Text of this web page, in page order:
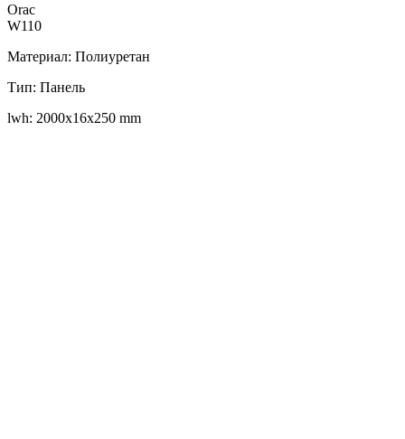
Orac
W110
Материал: Полиуретан
Тип: Панель
lwh: 2000x16x250 mm